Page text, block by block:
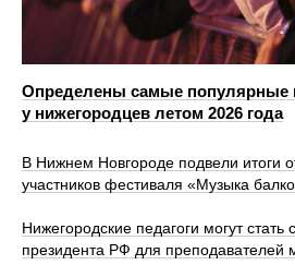
Определены самые популярные
у нижегородцев летом 2026 года
В Нижнем Новгороде подвели итоги
участников фестиваля «Музыка
Нижегородские педагоги могут
президента РФ для преподавателей